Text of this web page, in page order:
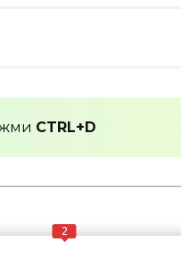
CTRL+D
2